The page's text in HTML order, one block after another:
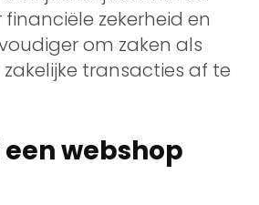
zekerheid en
om zaken als
transacties af te
webshop